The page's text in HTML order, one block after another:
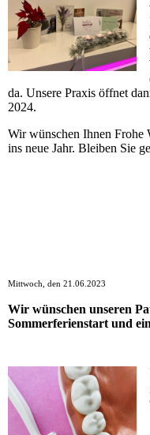
da. Unsere Praxis öffnet
2024.
Wir wünschen Ihnen Frohe
ins neue Jahr. Bleiben Sie
Mittwoch, den 21.06.2023
Wir wünschen unseren
Sommerferienstart und